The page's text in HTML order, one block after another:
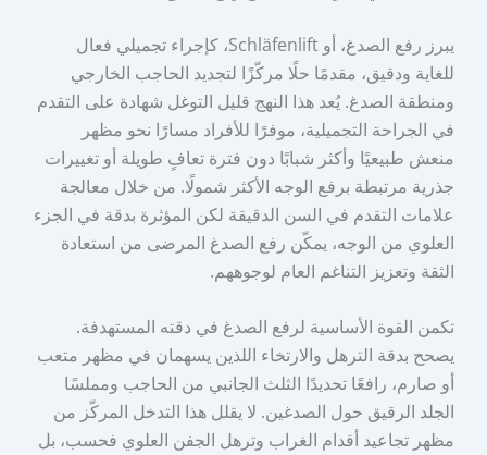
يبرز رفع الصدغ، أو Schläfenlift، كإجراء تجميلي فعال
للغاية ودقيق، مقدمًا حلًا مركّزًا لتجديد الحاجب الخارجي
ومنطقة الصدغ. يُعد هذا النهج قليل التوغل شهادة على التقدم
في الجراحة التجميلية، موفرًا للأفراد مسارًا نحو مظهر
منعش طبيعيًا وأكثر شبابًا دون فترة تعافٍ طويلة أو تغييرات
جذرية مرتبطة برفع الوجه الأكثر شمولًا. من خلال معالجة
علامات التقدم في السن الدقيقة لكن المؤثرة بدقة في الجزء
العلوي من الوجه، يمكّن رفع الصدغ المرضى من استعادة
الثقة وتعزيز التناغم العام لوجوههم.
تكمن القوة الأساسية لرفع الصدغ في دقته المستهدفة.
يصحح بدقة الترهل والارتخاء اللذين يسهمان في مظهر متعب
أو صارم، رافعًا تحديدًا الثلث الجانبي من الحاجب ومملسًا
الجلد الرقيق حول الصدغين. لا يقلل هذا التدخل المركّز من
مظهر تجاعيد أقدام الغراب وترهل الجفن العلوي فحسب، بل